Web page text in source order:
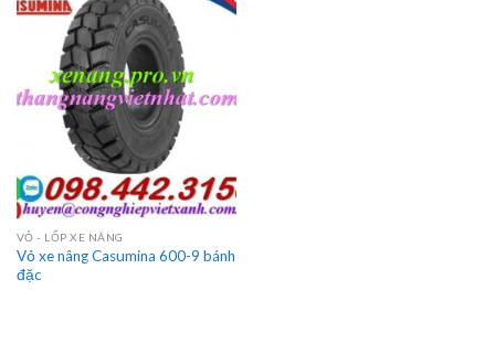
VỎ - LỐP XE NÂNG
Vỏ xe nâng Casumina 600-9 bánh
đặc